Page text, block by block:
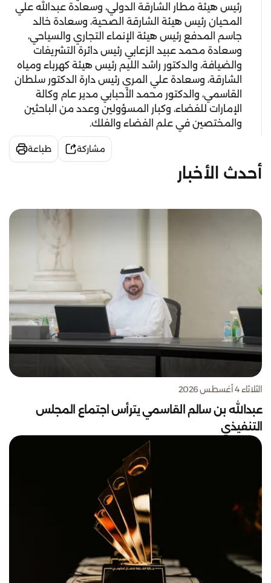
رئيس هيئة مطار الشارقة الدولي، وسعادة عبدالله علي
المحيان رئيس هيئة الشارقة الصحية، وسعادة خالد
جاسم المدفع رئيس هيئة الإنماء التجاري والسياحي،
وسعادة محمد عبيد الزعابي رئيس دائرة التشريفات
والضيافة، والدكتور راشد الليم رئيس هيئة كهرباء ومياه
الشارقة، وسعادة علي المري رئيس دارة الدكتور سلطان
القاسمي، والدكتور محمد الأحبابي مدير عام وكالة
الإمارات للفضاء، وكبار المسؤولين وعدد من الباحثين
والمختصين في علم الفضاء والفلك.
مشاركة طباعة
أحدث الأخبار
الثلاثاء 4 أغسطس 2026
عبدالله بن سالم القاسمي يترأس اجتماع المجلس
التنفيذي